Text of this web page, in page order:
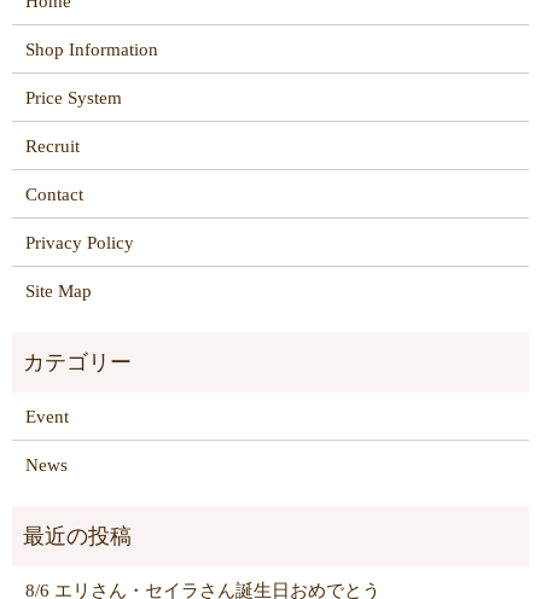
Shop Information
Price System
Recruit
Contact
Privacy Policy
Site Map
Event
News
8/6 エリさん・セイラさん誕生日おめでとう